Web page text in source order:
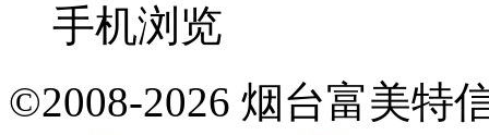
手机浏览
©2008-2026 烟台富美特